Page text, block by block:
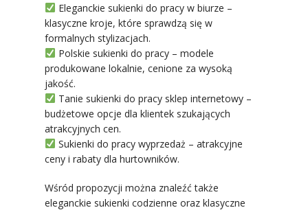
Eleganckie sukienki do pracy w biurze –
klasyczne kroje, które sprawdzą się w
formalnych stylizacjach.
Polskie sukienki do pracy – modele
produkowane lokalnie, cenione za wysoką
jakość.
Tanie sukienki do pracy sklep internetowy –
budżetowe opcje dla klientek szukających
atrakcyjnych cen.
Sukienki do pracy wyprzedaż – atrakcyjne
ceny i rabaty dla hurtowników.
Wśród propozycji można znaleźć także
eleganckie sukienki codzienne oraz klasyczne